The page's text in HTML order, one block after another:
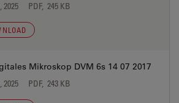
2025 PDF, 245 KB
Mikroskop DVM 6s 14 07 2017
2025 PDF, 243 KB